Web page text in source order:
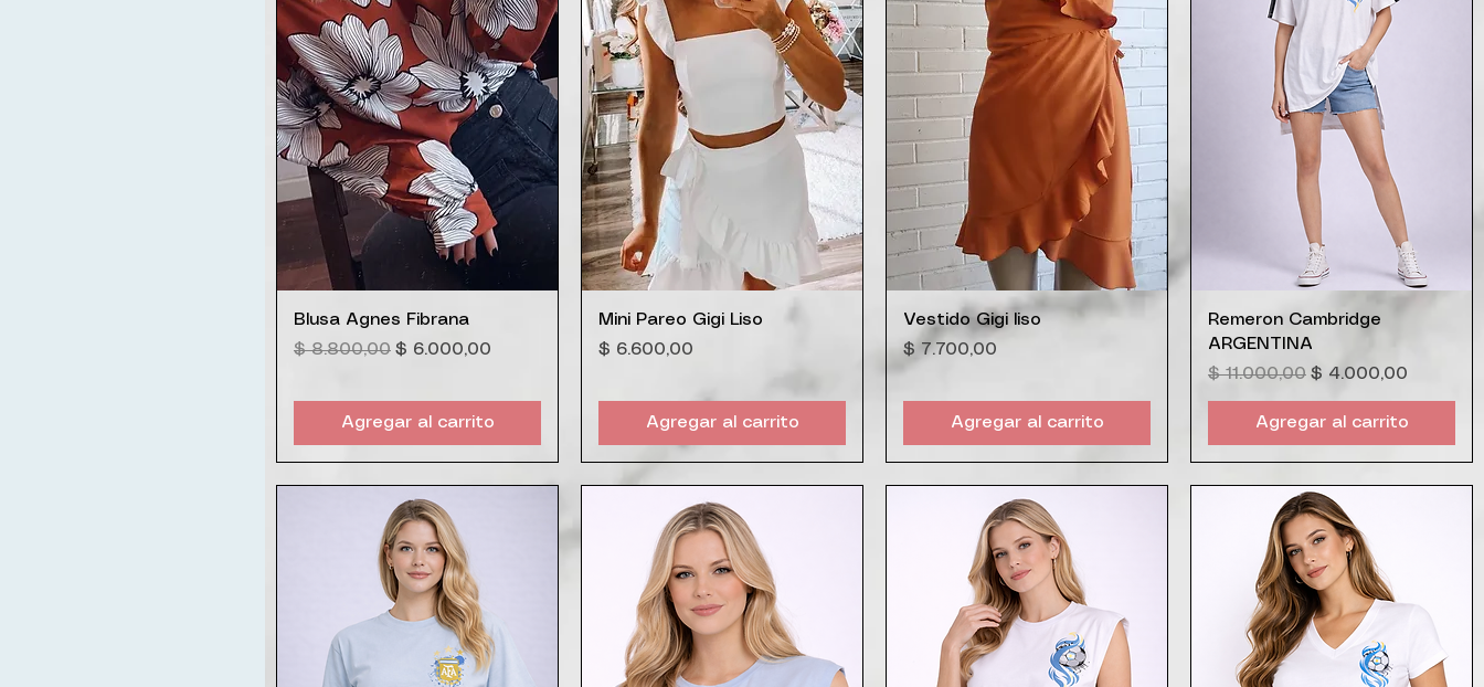
Vista rápida
Blusa Agnes Fibrana
Precio
$ 8.800,00 Precio de oferta
$ 6.000,00
Agregar al carrito
Vista rápida
Mini Pareo Gigi Liso
Precio
$ 6.600,00
Agregar al carrito
Vista rápida
Vestido Gigi liso
Precio
$ 7.700,00
Agregar al carrito
Vista rápida
Remeron Cambridge
ARGENTINA
Precio
$ 11.000,00 Precio de oferta
$ 4.000,00
Agregar al carrito